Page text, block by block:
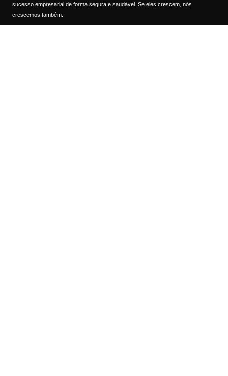
sucesso empresarial de forma segura e saudável. Se eles crescem, nós
crescemos também.